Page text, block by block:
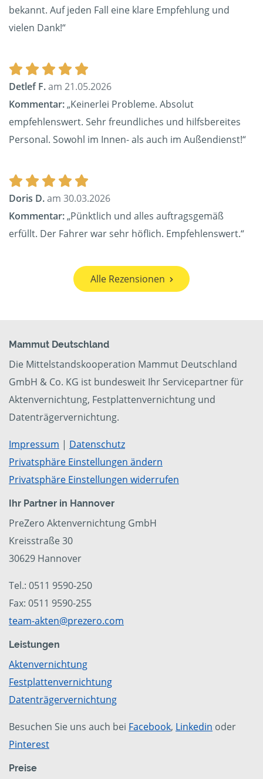
bekannt. Auf jeden Fall eine klare Empfehlung und
vielen Dank!“
Detlef F.am 21.05.2026
Kommentar:„Keinerlei Probleme. Absolut
empfehlenswert. Sehr freundliches und hilfsbereites
Personal. Sowohl im Innen- als auch im Außendienst!“
Doris D.am 30.03.2026
Kommentar:„Pünktlich und alles auftragsgemäß
erfüllt. Der Fahrer war sehr höflich. Empfehlenswert.“
Alle Rezensionen
Mammut Deutschland
Die Mittelstandskooperation Mammut Deutschland
GmbH & Co. KG ist bundesweit Ihr Servicepartner für
Aktenvernichtung, Festplattenvernichtung und
Datenträgervernichtung.
Impressum | Datenschutz
Privatsphäre Einstellungen ändern
Privatsphäre Einstellungen widerrufen
Ihr Partner in Hannover
PreZero Aktenvernichtung GmbH
Kreisstraße 30
30629 Hannover
Tel.: 0511 9590-250
Fax: 0511 9590-255
team-akten@prezero.com
Leistungen
Aktenvernichtung
Festplattenvernichtung
Datenträgervernichtung
Besuchen Sie uns auch bei Facebook, Linkedin oder
Pinterest
Preise